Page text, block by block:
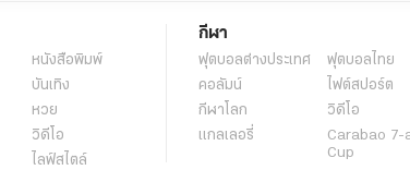
หนังสือพิมพ์
บันเทิง
หวย
วิดีโอ
ไลฟ์สไตล์
กีฬา
ฟุตบอลต่่างประเทศ
ฟุตบอลไทย
คอลัมน์
ไฟต์สปอร์ต
กีฬาโลก
วิดีโอ
แกลเลอรี่
Carabao 7-
Cup